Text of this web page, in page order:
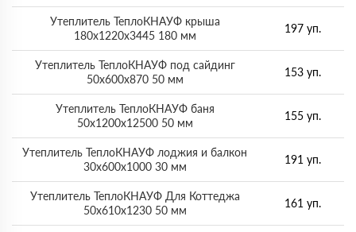
Утеплитель ТеплоКНАУФ крыша
180х1220х3445 180 мм
197 уп.
Утеплитель ТеплоКНАУФ под сайдинг
50х600х870 50 мм
153 уп.
Утеплитель ТеплоКНАУФ баня
50х1200х12500 50 мм
155 уп.
Утеплитель ТеплоКНАУФ лоджия и балкон
30х600х1000 30 мм
191 уп.
Утеплитель ТеплоКНАУФ Для Коттеджа
50х610х1230 50 мм
161 уп.